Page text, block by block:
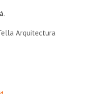
.
Arquitectura